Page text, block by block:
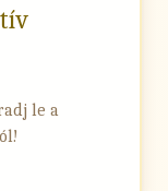
le a